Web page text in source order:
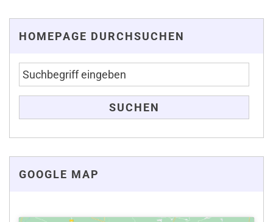
HOMEPAGE DURCHSUCHEN
GOOGLE MAP